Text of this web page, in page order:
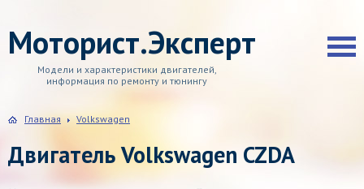
Моторист.Эксперт
Модели и характеристики двигателей,
информация по ремонту и тюнингу
Главная Volkswagen
Двигатель Volkswagen CZDA